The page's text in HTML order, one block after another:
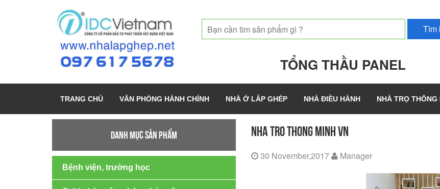
TỔNG THẦU PANEL
TRANG CHỦ VĂN PHÒNG HÀNH CHÍNH NHÀ Ở LẮP GHÉP NHÀ ĐIỀU HÀNH NHÀ TRỌ THÔNG
DANH MỤC SẢN PHẨM
Bệnh viện, trường học
NHA TRO THONG MINH VN
30 November,2017 Manager